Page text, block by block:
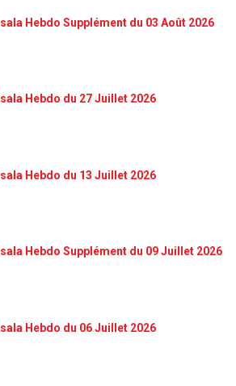
Hebdo Supplément du 03 Août 2026
Hebdo du 27 Juillet 2026
Hebdo du 13 Juillet 2026
Hebdo Supplément du 09 Juillet 2026
Hebdo du 06 Juillet 2026